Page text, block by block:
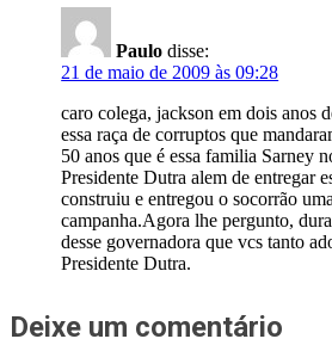
Paulo disse:
21 de maio de 2009 às 09:28
caro colega, jackson em dois anos
essa raça de corruptos que
50 anos que é essa familia Sarney
Presidente Dutra alem de entregar
construiu e entregou o socorrão
campanha.Agora lhe pergunto,
desse governadora que vcs tanto
Presidente Dutra.
Deixe um comentário